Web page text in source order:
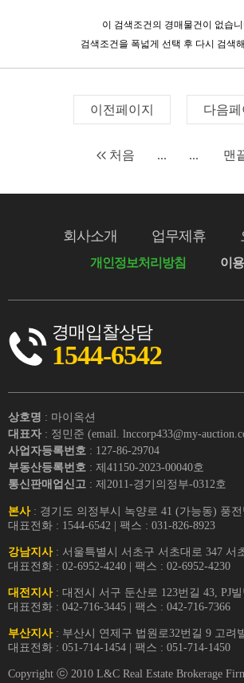
이 검색조건의 경매물건이 없습
검색조건을 폭넓게 선택 후 다시 검색
이전페이지 다음페
처음 ... ... 맨
회사소개 업무제휴
개인정보처리방침 이
경매입찰상담
1544-6542
상호명 : 마이옥션
대표자 : 정민준 (email. lnccorp433@my-
사업자등록번호 : 127-86-29704
부동산등록번호 : 제41150-2023-00040호
통신판매업신고 : 제2011-경기의정부-0312호
본사: 경기도 의정부시 녹양로 41 (가능동) 풍전
대표전화 : 1544-6542 | 팩스 : 031-826-8923
강남지사: 서울특별시 서초구 서초대로 347 서
대표전화 : 02-6952-4240 | 팩스 : 02-6952-4230
대전지사: 대전시 서구 둔산로 123번길 43, PJ빌
대표전화 : 042-716-3445 | 팩스 : 042-716-7366
부산지사: 부산시 연제구 법원로32번길 9 고려
대표전화 : 051-714-1454 | 팩스 : 051-714-1450
Copyright ⓒ 2010 L&C Real Estate Brokerage